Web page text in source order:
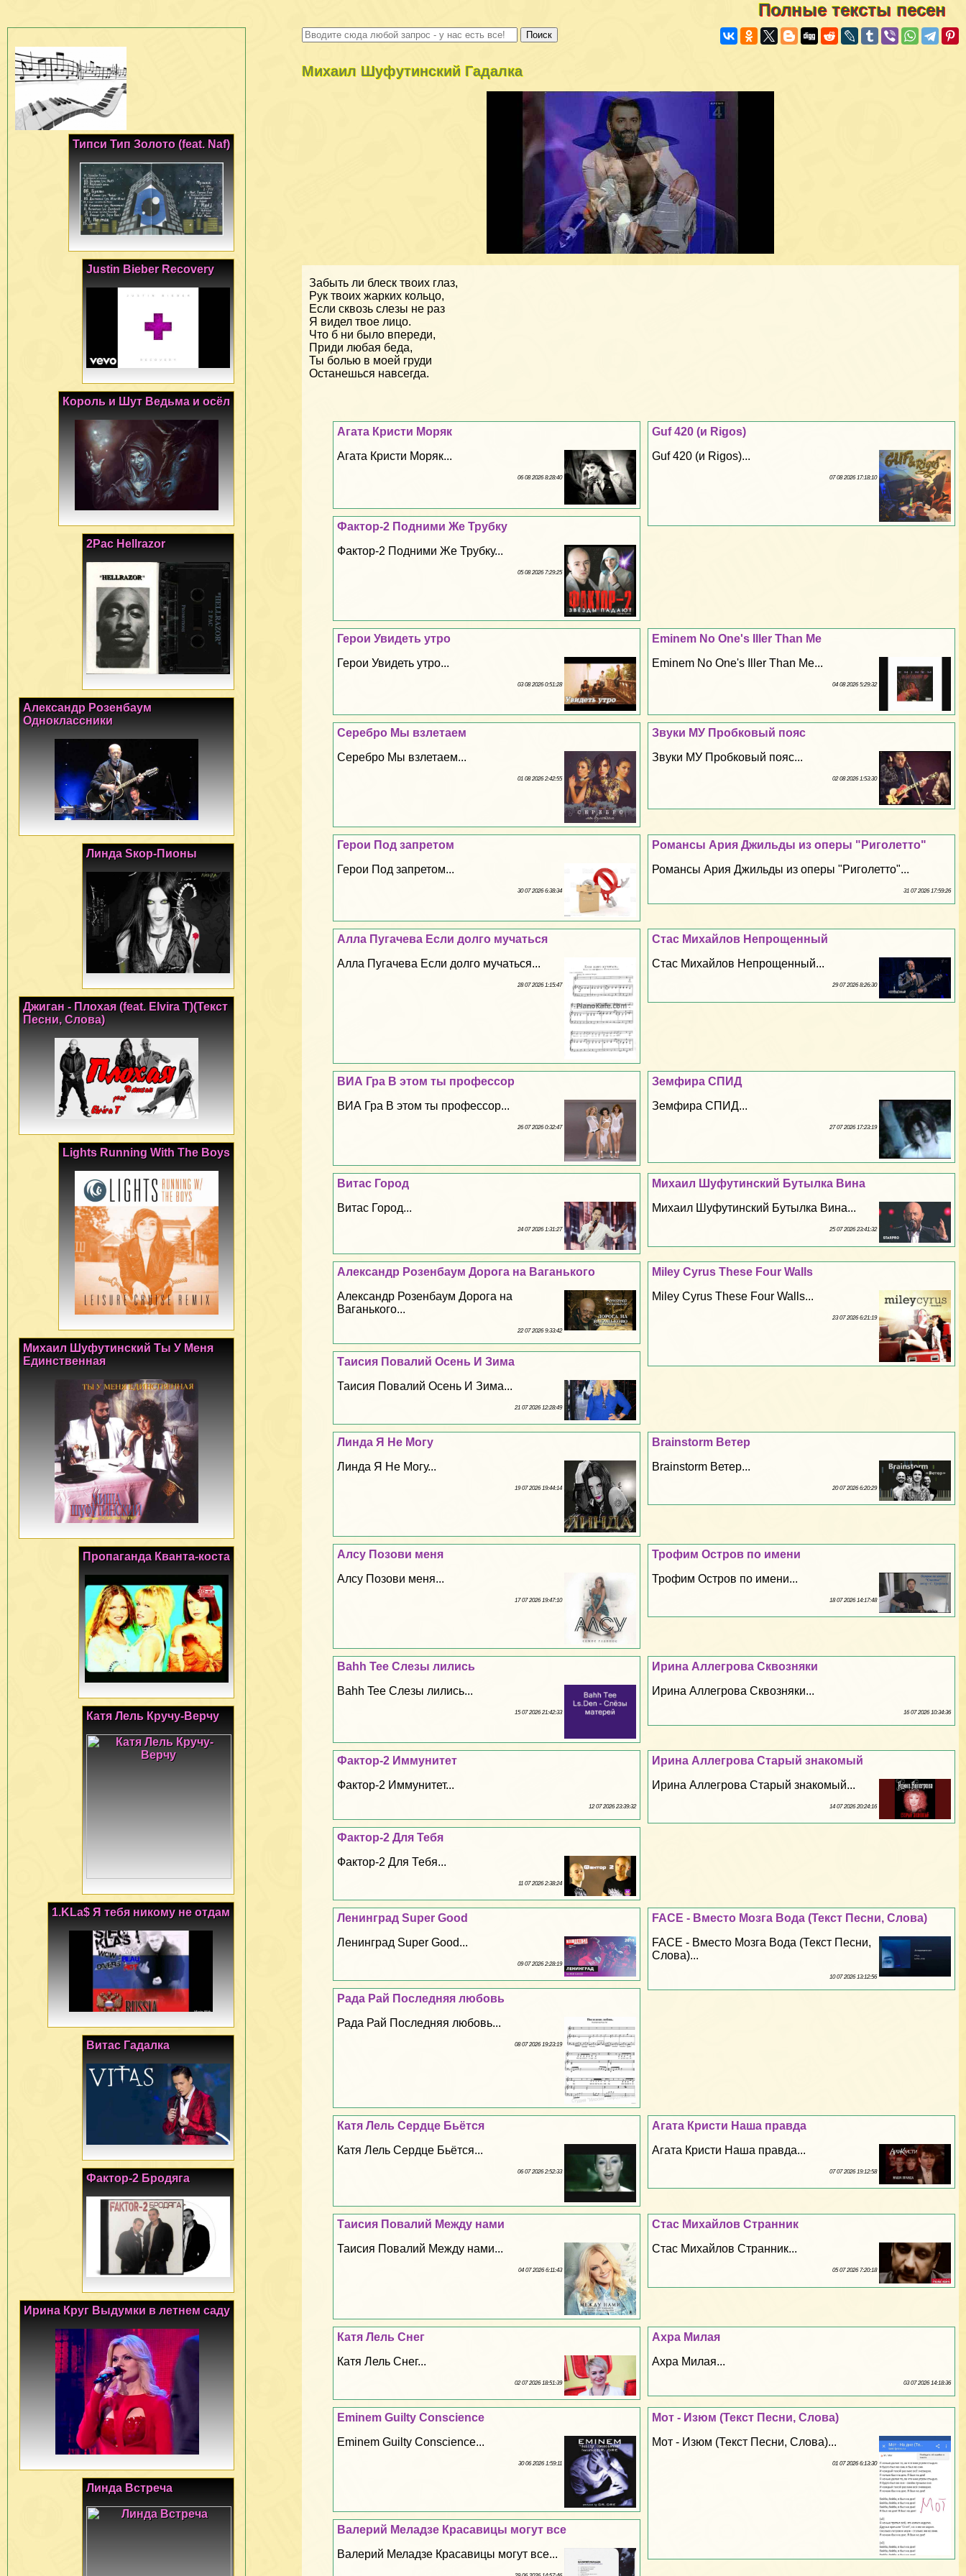
Полные тексты песен
Михаил Шуфутинский Гадалка
Забыть ли блеск твоих глаз,
Рук твоих жарких кольцо,
Если сквозь слезы не раз
Я видел твое лицо.
Что б ни было впереди,
Приди любая беда,
Ты болью в моей груди
Останешься навсегда.
Guf 420 (и Rigos)
Guf 420 (и Rigos)...
07 08 2026 17:18:10
Агата Кристи Моряк
Агата Кристи Моряк...
06 08 2026 8:28:40
Фактор-2 Подними Же Трубку
Фактор-2 Подними Же Трубку...
05 08 2026 7:29:25
Eminem No One's Iller Than Me
Eminem No One's Iller Than Me...
04 08 2026 5:29:32
Герои Увидеть утро
Герои Увидеть утро...
03 08 2026 0:51:28
Звуки МУ Пробковый пояс
Звуки МУ Пробковый пояс...
02 08 2026 1:53:30
Серебро Мы взлетаем
Серебро Мы взлетаем...
01 08 2026 2:42:55
Романсы Ария Джильды из оперы "Риголетто"
Романсы Ария Джильды из оперы "Риголетто"...
31 07 2026 17:59:26
Герои Под запретом
Герои Под запретом...
30 07 2026 6:38:34
Стас Михайлов Непрощенный
Стас Михайлов Непрощенный...
29 07 2026 8:26:30
Алла Пугачева Если долго мучаться
Алла Пугачева Если долго мучаться...
28 07 2026 1:15:47
Земфира СПИД
Земфира СПИД...
27 07 2026 17:23:19
ВИА Гра В этом ты профессор
ВИА Гра В этом ты профессор...
26 07 2026 0:32:47
Михаил Шуфутинский Бутылка Вина
Михаил Шуфутинский Бутылка Вина...
25 07 2026 23:41:32
Витас Город
Витас Город...
24 07 2026 1:31:27
Miley Cyrus These Four Walls
Miley Cyrus These Four Walls...
23 07 2026 6:21:19
Александр Розенбаум Дорога на Ваганького
Александр Розенбаум Дорога на
Ваганького...
22 07 2026 9:33:42
Таисия Повалий Осень И Зима
Таисия Повалий Осень И Зима...
21 07 2026 12:28:49
Brainstorm Ветер
Brainstorm Ветер...
20 07 2026 6:20:29
Линда Я Не Могу
Линда Я Не Могу...
19 07 2026 19:44:14
Трофим Остров по имени
Трофим Остров по имени...
18 07 2026 14:17:48
Алсу Позови меня
Алсу Позови меня...
17 07 2026 19:47:10
Ирина Аллегрова Сквозняки
Ирина Аллегрова Сквозняки...
16 07 2026 10:34:36
Bahh Tee Слезы лились
Bahh Tee Слезы лились...
15 07 2026 21:42:33
Ирина Аллегрова Старый знакомый
Ирина Аллегрова Старый знакомый...
14 07 2026 20:24:16
Фактор-2 Иммунитет
Фактор-2 Иммунитет...
12 07 2026 23:39:32
Фактор-2 Для Тебя
Фактор-2 Для Тебя...
11 07 2026 2:38:24
FACE - Вместо Мозга Вода (Текст Песни, Слова)
FACE - Вместо Мозга Вода (Текст Песни,
Слова)...
10 07 2026 13:12:56
Ленинград Super Good
Ленинград Super Good...
09 07 2026 2:28:19
Рада Рай Последняя любовь
Рада Рай Последняя любовь...
08 07 2026 19:23:19
Агата Кристи Наша правда
Агата Кристи Наша правда...
07 07 2026 19:12:58
Катя Лель Сердце Бьётся
Катя Лель Сердце Бьётся...
06 07 2026 2:52:33
Стас Михайлов Странник
Стас Михайлов Странник...
05 07 2026 7:20:18
Таисия Повалий Между нами
Таисия Повалий Между нами...
04 07 2026 6:11:43
Ахра Милая
Ахра Милая...
03 07 2026 14:18:36
Катя Лель Снег
Катя Лель Снег...
02 07 2026 18:51:39
Мот - Изюм (Текст Песни, Слова)
Мот - Изюм (Текст Песни, Слова)...
01 07 2026 6:13:30
Eminem Guilty Conscience
Eminem Guilty Conscience...
30 06 2026 1:59:11
Валерий Меладзе Красавицы могут все
Валерий Меладзе Красавицы могут все...
Типси Тип Золото (feat. Naf)
Justin Bieber Recovery
Король и Шут Ведьма и осёл
2Pac Hellrazor
Александр Розенбаум
Одноклассники
Линда Sкор-Пионы
Джиган - Плохая (feat. Elvira T)(Текст
Песни, Слова)
Lights Running With The Boys
Михаил Шуфутинский Ты У Меня
Единственная
Пропаганда Кванта-коста
Катя Лель Кручу-Верчу
1.KLa$ Я тебя никому не отдам
Витас Гадалка
Фактор-2 Бродяга
Ирина Круг Выдумки в летнем саду
Линда Встреча